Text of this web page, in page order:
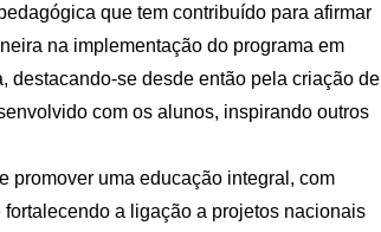
que tem contribuído para afirmar
na implementação do programa em
destacando-se desde então pela criação de
com os alunos, inspirando outros
promover uma educação integral, com
a ligação a projetos nacionais